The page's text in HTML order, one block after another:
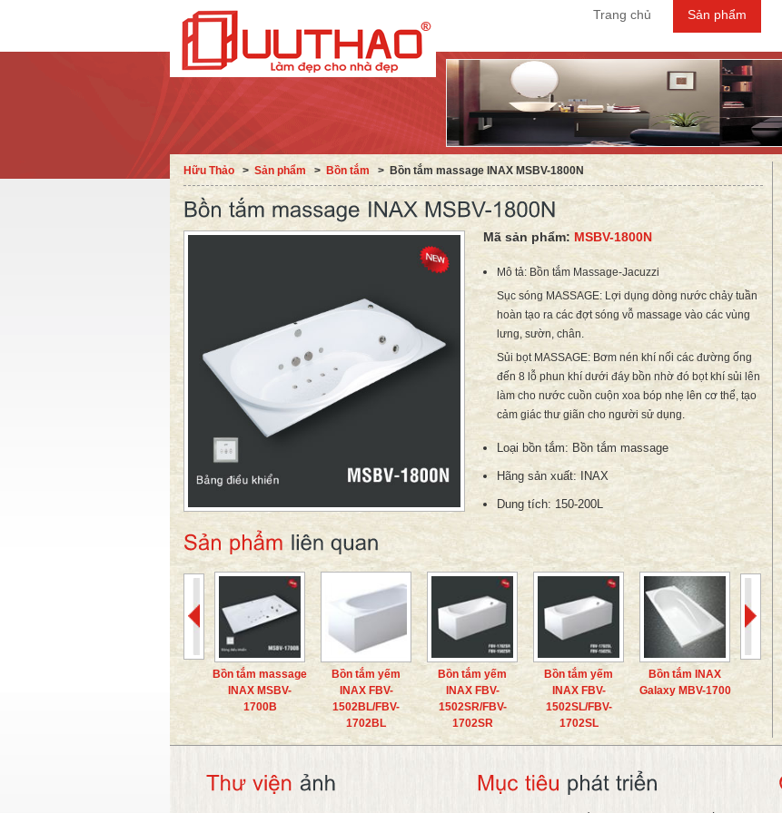
Trang chủ Sản phẩm
Hữu Thảo ˃ Sản phẩm ˃ Bồn tắm ˃ Bồn tắm massage INAX MSBV-1800N
Mã sản phẩm: MSBV-1800N
Mô tả: Bồn tắm Massage-Jacuzzi
Sục sóng MASSAGE: Lợi dụng dòng nước chảy tuần
hoàn tạo ra các đợt sóng vỗ massage vào các vùng
lưng, sườn, chân.
Sủi bọt MASSAGE: Bơm nén khí nối các đường ống
đến 8 lỗ phun khí dưới đáy bồn nhờ đó bọt khí sủi lên
làm cho nước cuồn cuộn xoa bóp nhẹ lên cơ thể, tạo
cảm giác thư giãn cho người sử dụng.
Loại bồn tắm: Bồn tắm massage
Hãng sản xuất: INAX
Dung tích: 150-200L
Bồn tắm massage
INAX MSBV-
1700B
Bồn tắm yếm
INAX FBV-
1502BL/FBV-
1702BL
Bồn tắm yếm
INAX FBV-
1502SR/FBV-
1702SR
Bồn tắm yếm
INAX FBV-
1502SL/FBV-
1702SL
Bồn tắm INAX
Galaxy MBV-1700